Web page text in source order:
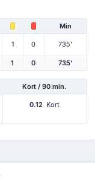
Min
1 0 735'
1 0 735'
Kort / 90 min.
0.12 Kort